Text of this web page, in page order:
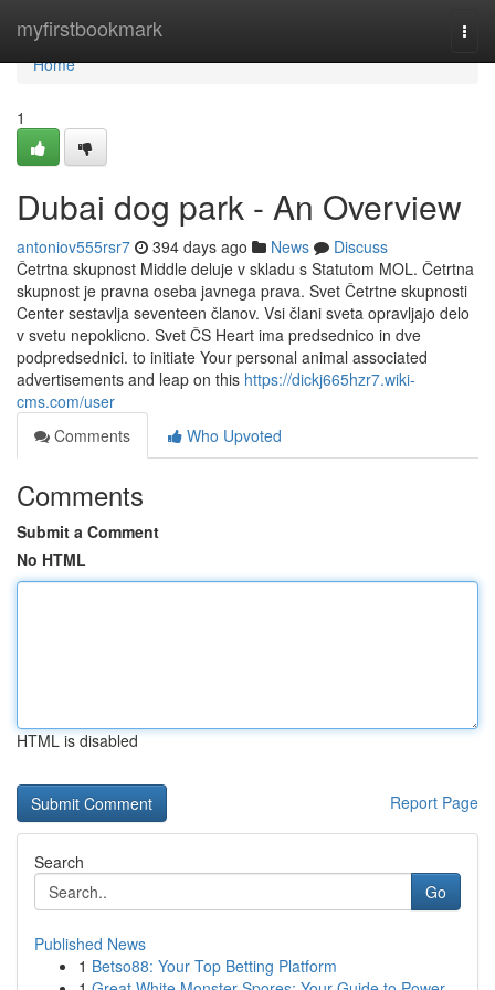
myfirstbookmark
Home
Home
1
Dubai dog park - An Overview
antoniov555rsr7 394 days ago News
Discuss
Četrtna skupnost Middle deluje v skladu s Statutom MOL. Četrtna
skupnost je pravna oseba javnega prava. Svet Četrtne skupnosti
Center sestavlja seventeen članov. Vsi člani sveta opravljajo delo
v svetu nepoklicno. Svet ČS Heart ima predsednico in dve
podpredsednici. to initiate Your personal animal associated
advertisements and leap on this https://dickj665hzr7.wiki-
cms.com/user
Comments
Who Upvoted
Comments
Submit a Comment
No HTML
HTML is disabled
Report Page
Search
Go
Published News
1 Betso88: Your Top Betting Platform